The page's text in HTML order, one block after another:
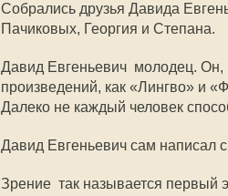
Собрались друзья Давида
Пачиковых, Георгия и Степана.
Давид Евгеньевич  молодец.
произведений, как «Лингво» и
Далеко не каждый человек
Давид Евгеньевич сам написал
Зрение  так называется